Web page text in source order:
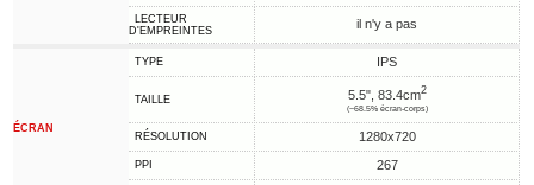
LECTEUR
D'EMPREINTES
il n'y a pas
ÉCRAN
TYPE IPS
TAILLE 5.5", 83.4cm2
(~68.5% écran-corps)
RÉSOLUTION 1280x720
PPI 267